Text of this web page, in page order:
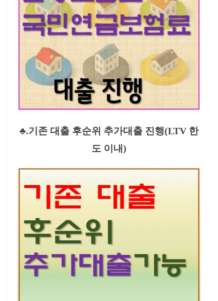
♣.기존 대출 후순위 추가대출 진행(LTV 한
도 이내)